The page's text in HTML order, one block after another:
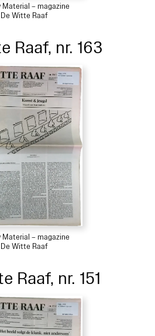
Material – magazine
De Witte Raaf
Raaf, nr. 163
Material – magazine
De Witte Raaf
Raaf, nr. 151